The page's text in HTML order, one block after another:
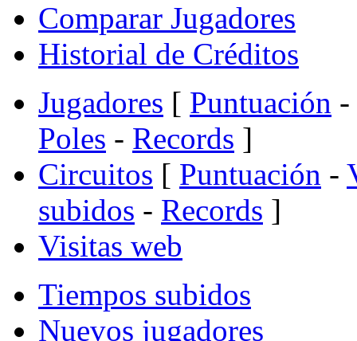
Comparar Jugadores
Historial de Créditos
Jugadores [ Puntuación -
Poles - Records ]
Circuitos [ Puntuación -
subidos - Records ]
Visitas web
Tiempos subidos
Nuevos jugadores